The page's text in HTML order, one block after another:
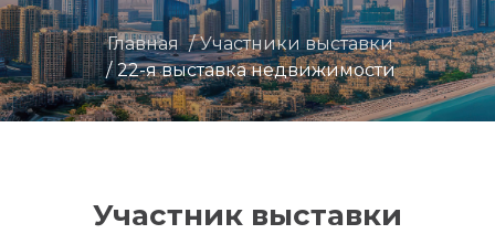
Главная
Участники выставки
22-я выставка недвижимости
Участник выставки